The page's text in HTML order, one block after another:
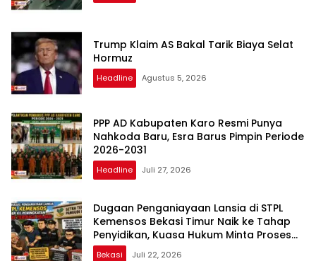
Trump Klaim AS Bakal Tarik Biaya Selat
Hormuz
Headline Agustus 5, 2026
PPP AD Kabupaten Karo Resmi Punya
Nahkoda Baru, Esra Barus Pimpin Periode
2026-2031
Headline Juli 27, 2026
Dugaan Penganiayaan Lansia di STPL
Kemensos Bekasi Timur Naik ke Tahap
Penyidikan, Kuasa Hukum Minta Proses
Transparan dan Bebas Intervensi
Bekasi Juli 22, 2026